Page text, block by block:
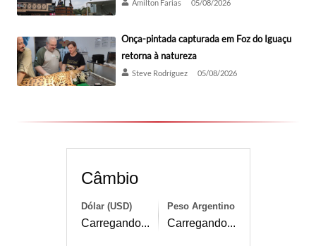
Amilton Farias 05/08/2026
Onça-pintada capturada em Foz do Iguaçu
retorna à natureza
Steve Rodríguez 05/08/2026
Câmbio
Dólar (USD)
Carregando...
Peso Argentino
Carregando...